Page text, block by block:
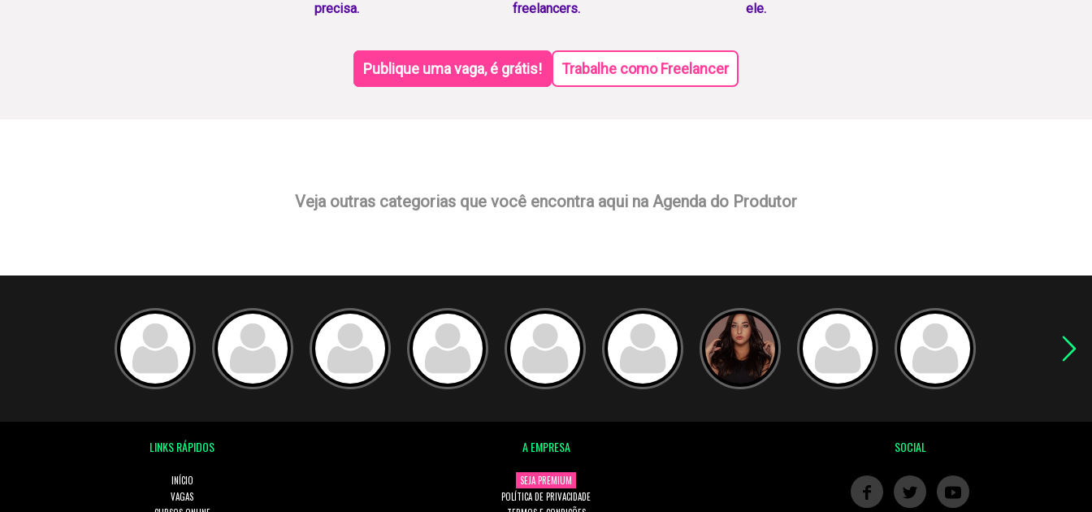
precisa.
freelancers.
ele.
Publique uma vaga, é grátis! Trabalhe como Freelancer
Veja outras categorias que você encontra aqui na Agenda do Produtor
LINKS RÁPIDOS
INÍCIO
VAGAS
A EMPRESA
SEJA PREMIUM
POLÍTICA DE PRIVACIDADE
SOCIAL